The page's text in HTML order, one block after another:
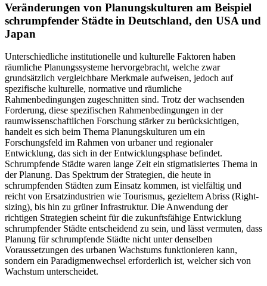
Veränderungen von Planungskulturen am Beispiel
schrumpfender Städte in Deutschland, den USA und
Japan
Unterschiedliche institutionelle und kulturelle Faktoren haben
räumliche Planungssysteme hervorgebracht, welche zwar
grundsätzlich vergleichbare Merkmale aufweisen, jedoch auf
spezifische kulturelle, normative und räumliche
Rahmenbedingungen zugeschnitten sind. Trotz der wachsenden
Forderung, diese spezifischen Rahmenbedingungen in der
raumwissenschaftlichen Forschung stärker zu berücksichtigen,
handelt es sich beim Thema Planungskulturen um ein
Forschungsfeld im Rahmen von urbaner und regionaler
Entwicklung, das sich in der Entwicklungsphase befindet.
Schrumpfende Städte waren lange Zeit ein stigmatisiertes Thema in
der Planung. Das Spektrum der Strategien, die heute in
schrumpfenden Städten zum Einsatz kommen, ist vielfältig und
reicht von Ersatzindustrien wie Tourismus, gezieltem Abriss (Right-
sizing), bis hin zu grüner Infrastruktur. Die Anwendung der
richtigen Strategien scheint für die zukunftsfähige Entwicklung
schrumpfender Städte entscheidend zu sein, und lässt vermuten, dass
Planung für schrumpfende Städte nicht unter denselben
Voraussetzungen des urbanen Wachstums funktionieren kann,
sondern ein Paradigmenwechsel erforderlich ist, welcher sich von
Wachstum unterscheidet.